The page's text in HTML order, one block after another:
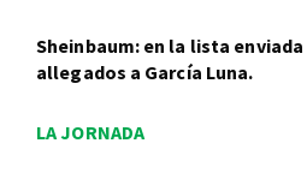
Sheinbaum: en la lista
allegados a García Luna.
LA JORNADA